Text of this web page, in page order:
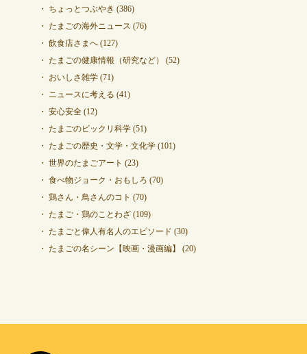
ちょっとつぶやき (386)
たまごの海外ニュース (76)
飲食店さまへ(127)
たまごの健康情報（研究など）
(52)
おいしさ雑学(71)
ニュースに考える (41)
安心安全(12)
たまごのビックリ科学(51)
たまごの歴史・文学・文化学(101)
世界のたまごアート (23)
食べ物ジョーク・おもしろ (70)
鶏さん・鳥さんのコト (70)
たまご・鶏のことわざ(109)
たまごと偉人有名人のエピソード (30)
たまごの名シーン【映画・漫画編】
(20)